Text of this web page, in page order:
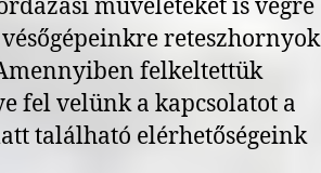
műveleteket is végre
reteszhornyok
felkeltettük
fel velünk a kapcsolatot a
található elérhetőségeink